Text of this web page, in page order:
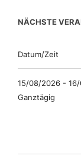
NÄCHSTE
Datum/Zeit
15/08/2026 -
Ganztägig